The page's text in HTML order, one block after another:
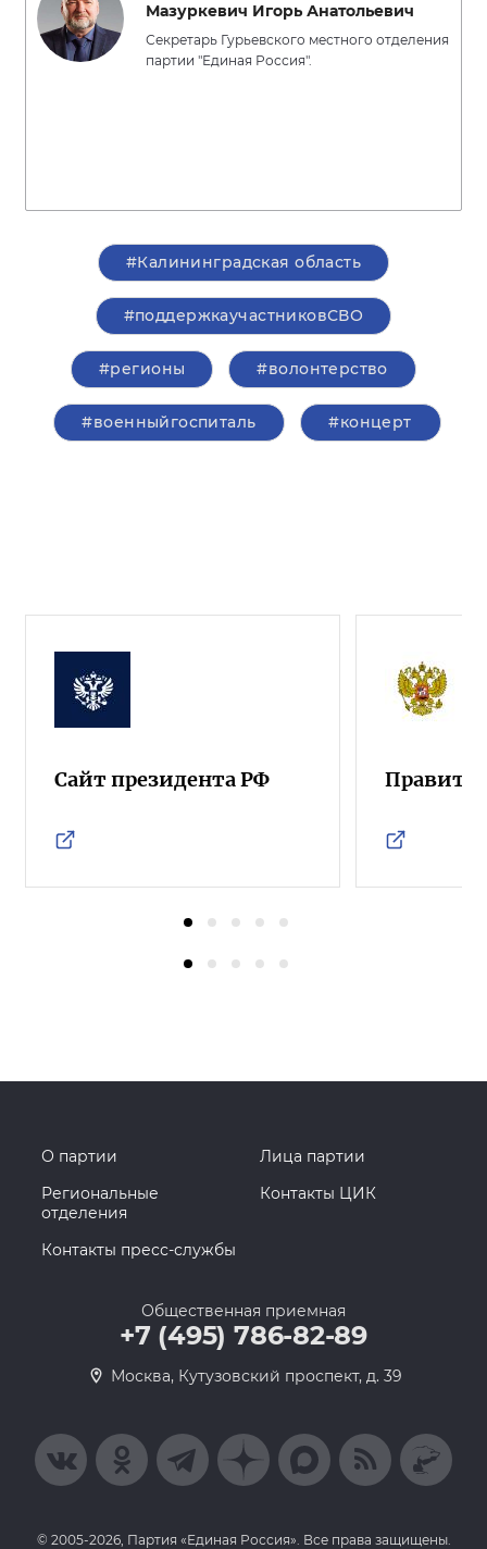
Мазуркевич Игорь Анатольевич
Секретарь Гурьевского местного отделения
партии "Единая Россия".
#Калининградская область
#поддержкаучастниковСВО
#регионы #волонтерство
#военныйгоспиталь #концерт
Сайт президента РФ
О партии
Лица партии
Региональные
отделения
Контакты ЦИК
Контакты пресс-службы
Общественная приемная
+7 (495) 786-82-89
Москва, Кутузовский проспект, д. 39
© 2005-2026, Партия «Единая Россия». Все права защищены.